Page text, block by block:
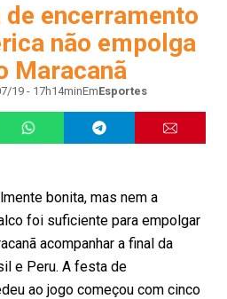
encerramento
não empolga
Maracanã
19 - 17h14minEmEsportes
bonita, mas nem a
foi suficiente para empolgar
acompanhar a final da
e Peru. A festa de
ao jogo começou com cinco